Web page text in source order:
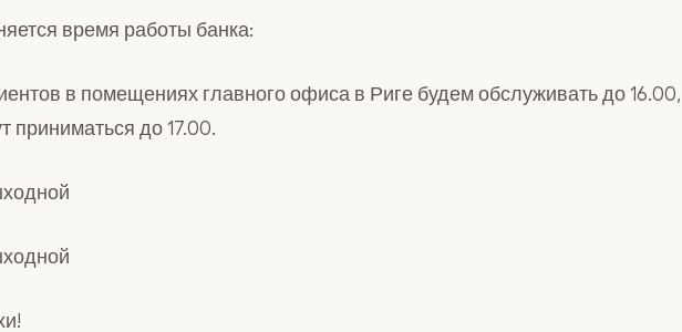
время работы банка:
в помещениях главного офиса в Риге будем обслуживать до 16.00,
приниматься до 17.00.